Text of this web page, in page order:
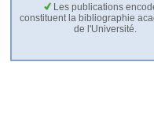
Les publications
constituent la bibliographie
de l'Université.